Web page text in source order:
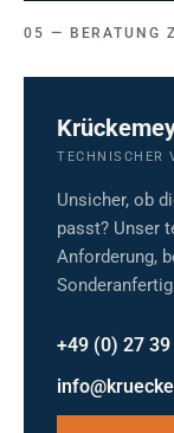
BERATUNG
TECHNISCHER
Unsicher, ob
passt? Unser
Anforderung,
+49 (0) 27